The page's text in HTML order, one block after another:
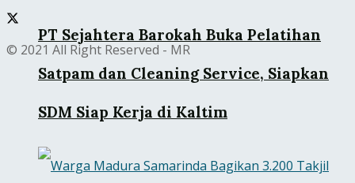
PT Sejahtera Barokah Buka Pelatihan
Satpam dan Cleaning Service, Siapkan
SDM Siap Kerja di Kaltim
© 2021 All Right Reserved - MR